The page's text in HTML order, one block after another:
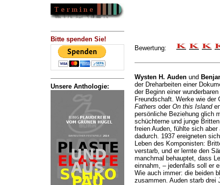
Bitte spenden Sie!
Unsere Anthologie:
Bewertung:
Wysten H. Audenund
der Dreharbeiten einer
der Beginn einer
Freundschaft. Werke wie
Fathers oder On this Island
persönliche Beziehung glich
schüchterne und junge
freien Auden, fühlte sich
dadurch. 1937 ereigneten
Leben des Komponisten:
verstarb, und er lernte den
manchmal behauptet, dass
einnahm, – jedenfalls soll er
Wie auch immer: die beiden
zusammen. Auden starb drei